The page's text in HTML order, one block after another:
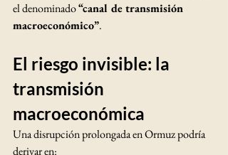
el denominado “canal de transmisión
macroeconómico”.
El riesgo invisible: la
transmisión
macroeconómica
Una disrupción prolongada en Ormuz podría
derivar en: